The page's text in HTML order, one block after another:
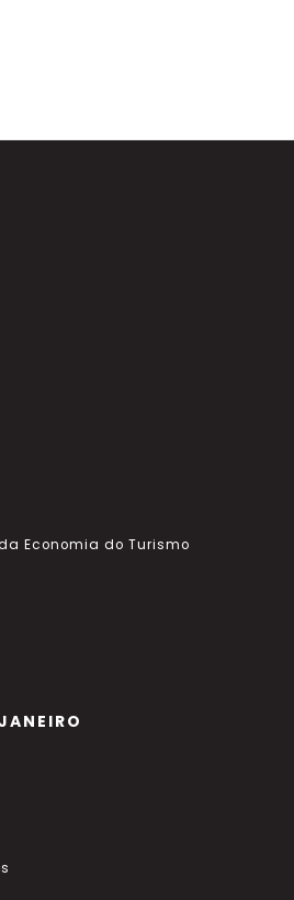
Economia do Turismo